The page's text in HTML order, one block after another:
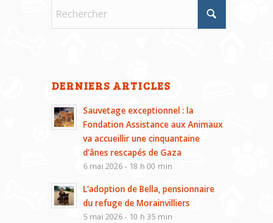
DERNIERS ARTICLES
Sauvetage exceptionnel : la
Fondation Assistance aux Animaux
va accueillir une cinquantaine
d’ânes rescapés de Gaza
6 mai 2026 - 18 h 00 min
L’adoption de Bella, pensionnaire
du refuge de Morainvilliers
5 mai 2026 - 10 h 35 min